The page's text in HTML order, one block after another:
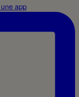
app